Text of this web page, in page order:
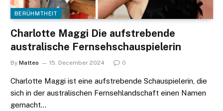
BERÜHMTHEIT
Charlotte Maggi Die aufstrebende
australische Fernsehschauspielerin
By Matteo 15. December 2024 0
Charlotte Maggi ist eine aufstrebende Schauspielerin, die
sich in der australischen Fernsehlandschaft einen Namen
gemacht…